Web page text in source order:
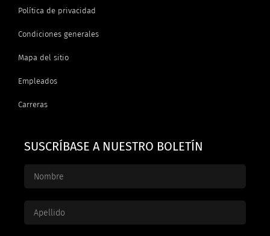
Política de privacidad
Condiciones generales
Mapa del sitio
Empleados
Carreras
SUSCRÍBASE A NUESTRO BOLETÍN